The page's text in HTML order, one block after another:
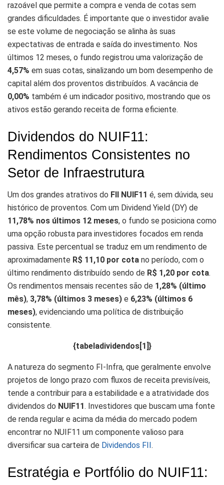
razoável que permite a compra e venda de cotas sem
grandes dificuldades. É importante que o investidor avalie
se este volume de negociação se alinha às suas
expectativas de entrada e saída do investimento. Nos
últimos 12 meses, o fundo registrou uma valorização de
4,57% em suas cotas, sinalizando um bom desempenho de
capital além dos proventos distribuídos. A vacância de
0,00% também é um indicador positivo, mostrando que os
ativos estão gerando receita de forma eficiente.
Dividendos do NUIF11:
Rendimentos Consistentes no
Setor de Infraestrutura
Um dos grandes atrativos do FII NUIF11 é, sem dúvida, seu
histórico de proventos. Com um Dividend Yield (DY) de
11,78% nos últimos 12 meses, o fundo se posiciona como
uma opção robusta para investidores focados em renda
passiva. Este percentual se traduz em um rendimento de
aproximadamente R$ 11,10 por cota no período, com o
último rendimento distribuído sendo de R$ 1,20 por cota.
Os rendimentos mensais recentes são de 1,28% (último
mês), 3,78% (últimos 3 meses) e 6,23% (últimos 6
meses), evidenciando uma política de distribuição
consistente.
{tabeladividendos[1]}
A natureza do segmento FI-Infra, que geralmente envolve
projetos de longo prazo com fluxos de receita previsíveis,
tende a contribuir para a estabilidade e a atratividade dos
dividendos do NUIF11. Investidores que buscam uma fonte
de renda regular e acima da média do mercado podem
encontrar no NUIF11 um componente valioso para
diversificar sua carteira de Dividendos FII .
Estratégia e Portfólio do NUIF11: